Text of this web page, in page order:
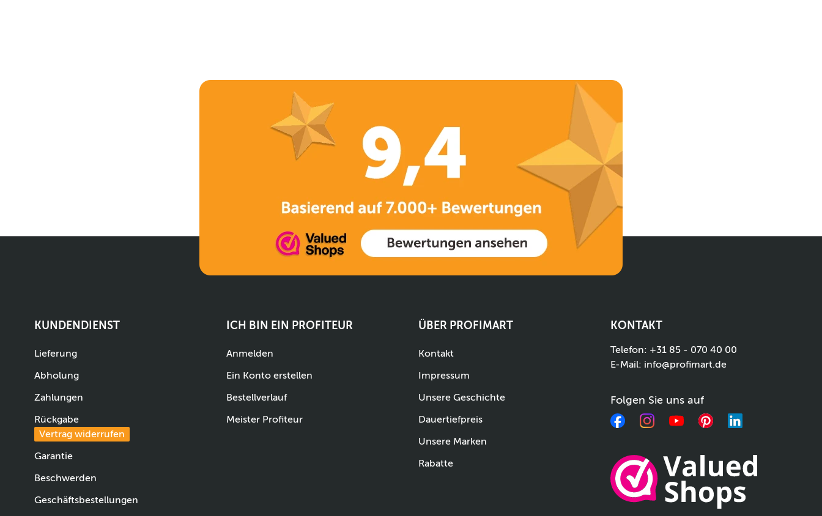
KUNDENDIENST
Lieferung
Abholung
Zahlungen
Rückgabe
Vertrag widerrufen
Garantie
Beschwerden
Geschäftsbestellungen
ICH BIN EIN PROFITEUR
Anmelden
Ein Konto erstellen
Bestellverlauf
Meister Profiteur
ÜBER PROFIMART
Kontakt
Impressum
Unsere Geschichte
Dauertiefpreis
Unsere Marken
Rabatte
KONTAKT
Telefon: +31 85 - 070 40 00
E-Mail: info@profimart.de
Folgen Sie uns auf
FacebookInstagramYouTubePinterestLinkedIn